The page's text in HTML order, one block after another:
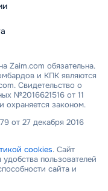
Zaim.com обязательна.
и КПК являются
Свидетельство о
№2016621516 от 11
охраняется законом.
от 27 декабря 2016
cookies. Сайт
пользователей
сайта и